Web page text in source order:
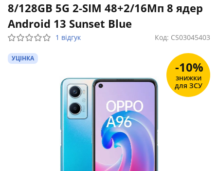
8/128GB 5G 2-SIM 48+2/16Мп 8 ядер
Android 13 Sunset Blue
1 відгук Код: CS03045403
УЦІНКА
-10%
знижки
для ЗСУ